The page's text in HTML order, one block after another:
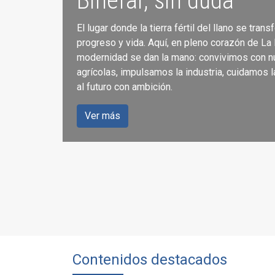
El lugar donde la tierra fértil del llano se
progreso y vida. Aquí, en pleno corazón de La
modernidad se dan la mano: convivimos con
agrícolas, impulsamos la industria, cuidamos
al futuro con ambición.
Ver más
Servicios para la
Accede a los servicios que se ofrecen a
del Ayuntamiento de Binéfar.
Ver más
Contenidos destacados